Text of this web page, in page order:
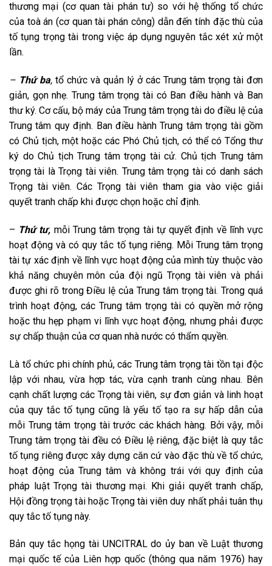
thương mại (cơ quan tài phán tư) so với hệ thống tổ chức
của toà án (cơ quan tài phán công) dẫn đến tính đặc thù của
tố tụng trọng tài trong việc áp dụng nguyên tắc xét xử một
lần.
– Thứ ba, tổ chức và quản lý ở các Trung tâm trọng tài đơn
giản, gọn nhẹ. Trung tâm trọng tài có Ban điều hành và Ban
thư ký. Cơ cấu, bộ máy của Trung tâm trọng tài do điều lệ của
Trung tâm quy định. Ban điều hành Trung tâm trọng tài gồm
có Chủ tịch, một hoặc các Phó Chủ tịch, có thể có Tổng thư
ký do Chủ tịch Trung tâm trọng tài cử. Chủ tịch Trung tâm
trọng tài là Trọng tài viên. Trung tâm trọng tài có danh sách
Trọng tài viên. Các Trọng tài viên tham gia vào việc giải
quyết tranh chấp khi được chọn hoặc chỉ định.
– Thứ tư, mỗi Trung tâm trọng tài tự quyết định về lĩnh vực
hoạt động và có quy tắc tố tụng riêng. Mỗi Trung tâm trọng
tài tự xác định về lĩnh vực hoạt động của mình tùy thuộc vào
khả năng chuyên môn của đội ngũ Trọng tài viên và phải
được ghi rõ trong Điều lệ của Trung tâm trọng tài. Trong quá
trình hoạt động, các Trung tâm trọng tài có quyền mở rộng
hoặc thu hẹp phạm vi lĩnh vực hoạt động, nhưng phải được
sự chấp thuận của cơ quan nhà nước có thẩm quyền.
Là tổ chức phi chính phủ, các Trung tâm trọng tài tồn tại độc
lập với nhau, vừa hợp tác, vừa cạnh tranh cùng nhau. Bên
cạnh chất lượng các Trọng tài viên, sự đơn giản và linh hoạt
của quy tắc tố tụng cũng là yếu tố tạo ra sự hấp dẫn của
mỗi Trung tâm trọng tài trước các khách hàng. Bởi vậy, mỗi
Trung tâm trọng tài đều có Điều lệ riêng, đặc biệt là quy tắc
tố tụng riêng được xây dựng căn cứ vào đặc thù về tổ chức,
hoạt động của Trung tâm và không trái với quy định của
pháp luật Trọng tài thương mại. Khi giải quyết tranh chấp,
Hội đồng trọng tài hoặc Trọng tài viên duy nhất phải tuân thụ
quy tắc tố tụng này.
Bản quy tắc họng tài UNCITRAL do ủy ban về Luật thương
mại quốc tế của Liên hợp quốc (thông qua năm 1976) hay